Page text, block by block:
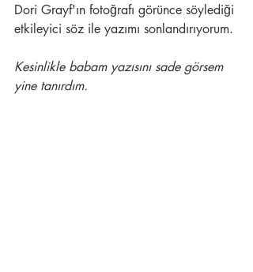
Dori Grayf'ın fotoğrafı görünce söylediği
etkileyici söz ile yazımı sonlandırıyorum.
Kesinlikle babam yazısını sade görsem
yine tanırdım.